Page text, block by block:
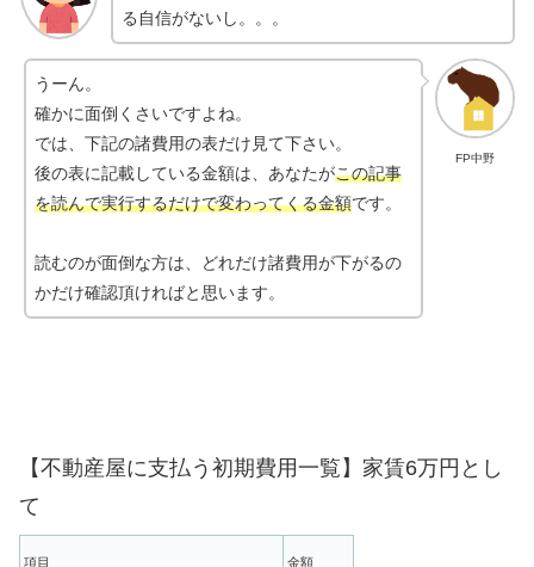
る自信がないし。。。
FP中野
うーん。
確かに面倒くさいですよね。
では、下記の諸費用の表だけ見て下さい。
後の表に記載している金額は、あなたがこの記事
を読んで実行するだけで変わってくる金額です。
読むのが面倒な方は、どれだけ諸費用が下がるの
かだけ確認頂ければと思います。
【不動産屋に支払う初期費用一覧】家賃6万円とし
て
項目 金額